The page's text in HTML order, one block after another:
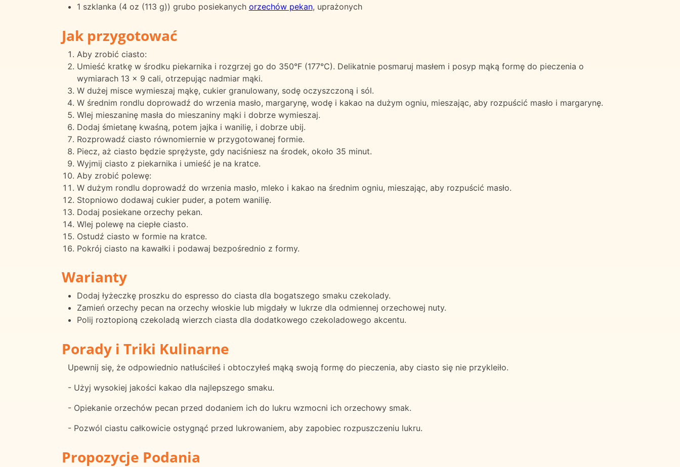
1 szklanka (4 oz (113 g)) grubo posiekanych orzechów pekan, uprażonych
Jak przygotować
Aby zrobić ciasto:
Umieść kratkę w środku piekarnika i rozgrzej go do 350°F (177°C). Delikatnie posmaruj masłem i posyp mąką formę do pieczenia o
wymiarach 13 x 9 cali, otrzepując nadmiar mąki.
W dużej misce wymieszaj mąkę, cukier granulowany, sodę oczyszczoną i sól.
W średnim rondlu doprowadź do wrzenia masło, margarynę, wodę i kakao na dużym ogniu, mieszając, aby rozpuścić masło i margarynę.
Wlej mieszaninę masła do mieszaniny mąki i dobrze wymieszaj.
Dodaj śmietanę kwaśną, potem jajka i wanilię, i dobrze ubij.
Rozprowadź ciasto równomiernie w przygotowanej formie.
Piecz, aż ciasto będzie sprężyste, gdy naciśniesz na środek, około 35 minut.
Wyjmij ciasto z piekarnika i umieść je na kratce.
Aby zrobić polewę:
W dużym rondlu doprowadź do wrzenia masło, mleko i kakao na średnim ogniu, mieszając, aby rozpuścić masło.
Stopniowo dodawaj cukier puder, a potem wanilię.
Dodaj posiekane orzechy pekan.
Wlej polewę na ciepłe ciasto.
Ostudź ciasto w formie na kratce.
Pokrój ciasto na kawałki i podawaj bezpośrednio z formy.
Warianty
Dodaj łyżeczkę proszku do espresso do ciasta dla bogatszego smaku czekolady.
Zamień orzechy pecan na orzechy włoskie lub migdały w lukrze dla odmiennej orzechowej nuty.
Polij roztopioną czekoladą wierzch ciasta dla dodatkowego czekoladowego akcentu.
Porady i Triki Kulinarne
Upewnij się, że odpowiednio natłuściłeś i obtoczyłeś mąką swoją formę do pieczenia, aby ciasto się nie przykleiło.
- Użyj wysokiej jakości kakao dla najlepszego smaku.
- Opiekanie orzechów pecan przed dodaniem ich do lukru wzmocni ich orzechowy smak.
- Pozwól ciastu całkowicie ostygnąć przed lukrowaniem, aby zapobiec rozpuszczeniu lukru.
Propozycje Podania